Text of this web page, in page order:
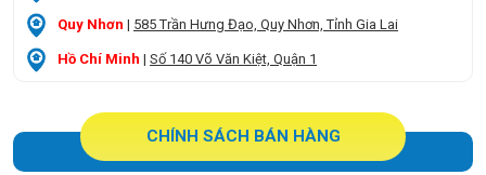
Quy Nhơn | 585 Trần Hưng Đạo, Quy Nhơn, Tỉnh Gia Lai
Hồ Chí Minh | Số 140 Võ Văn Kiệt, Quận 1
CHÍNH SÁCH BÁN HÀNG